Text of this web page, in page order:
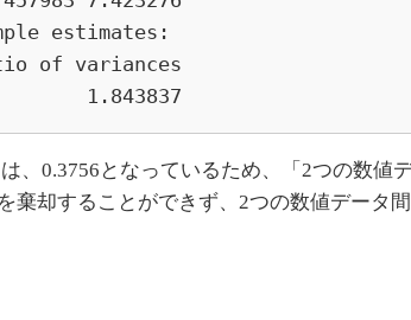
estimates:
of variances
          1.843837
、0.3756となっているため、「2つの数値
棄却することができず、2つの数値データ